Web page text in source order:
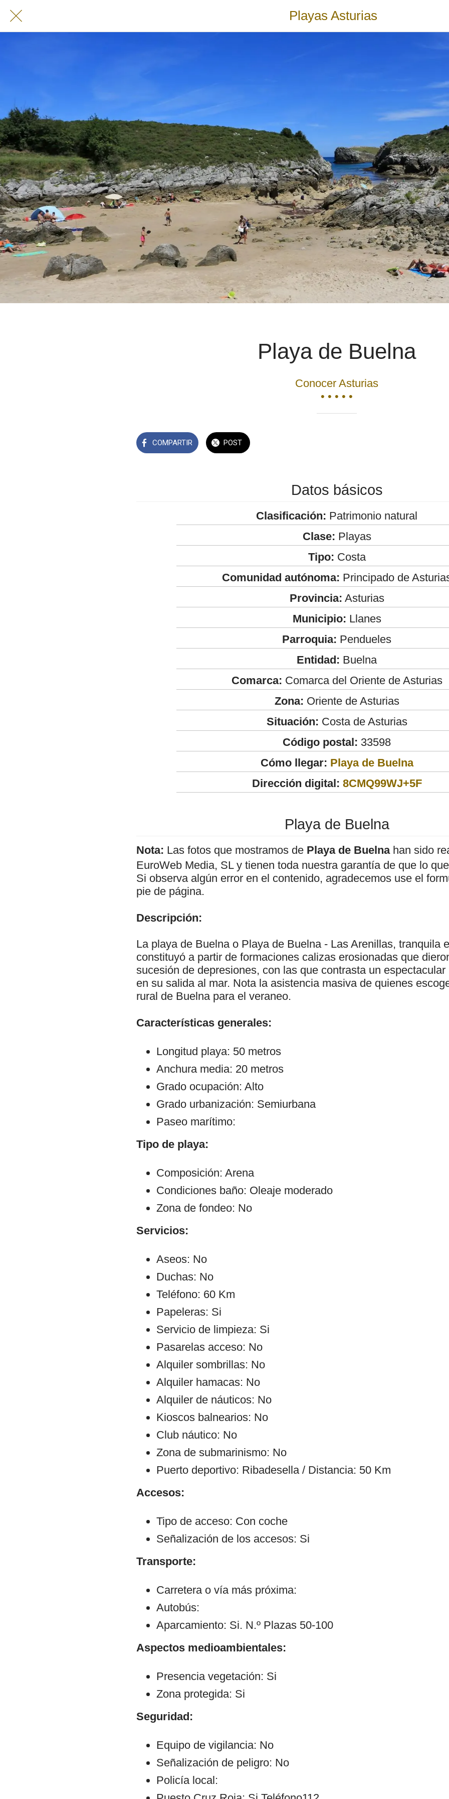
Playas Asturias
Playa de Buelna
Conocer Asturias
• • • • •
COMPARTIR POST
Datos básicos
Clasificación: Patrimonio natural
Clase: Playas
Tipo: Costa
Comunidad autónoma: Principado de
Provincia: Asturias
Municipio: Llanes
Parroquia: Pendueles
Entidad: Buelna
Comarca: Comarca del Oriente de Asturias
Zona: Oriente de Asturias
Situación: Costa de Asturias
Código postal: 33598
Cómo llegar: Playa de Buelna
Dirección digital: 8CMQ99WJ+5F
Playa de Buelna
Nota: Las fotos que mostramos de Playa de Buelnahan sido
EuroWeb Media, SL y tienen toda nuestra garantía de que lo
Si observa algún error en el contenido, agradecemos use el
pie de página.
Descripción:
La playa de Buelna o Playa de Buelna - Las Arenillas, tranquila
constituyó a partir de formaciones calizas erosionadas que
sucesión de depresiones, con las que contrasta un
en su salida al mar. Nota la asistencia masiva de quienes
rural de Buelna para el veraneo.
Características generales:
Longitud playa: 50 metros
Anchura media: 20 metros
Grado ocupación: Alto
Grado urbanización: Semiurbana
Paseo marítimo:
Tipo de playa:
Composición: Arena
Condiciones baño: Oleaje moderado
Zona de fondeo: No
Servicios:
Aseos: No
Duchas: No
Teléfono: 60 Km
Papeleras: Si
Servicio de limpieza: Si
Pasarelas acceso: No
Alquiler sombrillas: No
Alquiler hamacas: No
Alquiler de náuticos: No
Kioscos balnearios: No
Club náutico: No
Zona de submarinismo: No
Puerto deportivo: Ribadesella / Distancia: 50 Km
Accesos:
Tipo de acceso: Con coche
Señalización de los accesos: Si
Transporte:
Carretera o vía más próxima:
Autobús:
Aparcamiento: Si. N.º Plazas 50-100
Aspectos medioambientales:
Presencia vegetación: Si
Zona protegida: Si
Seguridad:
Equipo de vigilancia: No
Señalización de peligro: No
Policía local: